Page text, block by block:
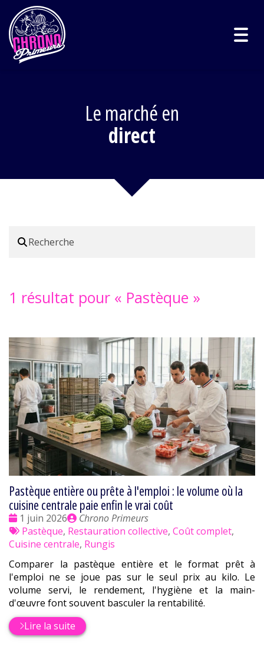
Le marché en
direct
1 résultat pour « Pastèque »
Pastèque entière ou prête à l'emploi : le volume où la
cuisine centrale paie enfin le vrai coût
Date
:
1 juin 2026
Publié
par
Chrono Primeurs
Tags
:
Pastèque, Restauration collective, Coût complet,
Cuisine centrale, Rungis
Comparer la pastèque entière et le format prêt à
l'emploi ne se joue pas sur le seul prix au kilo. Le
volume servi, le rendement, l'hygiène et la main-
d'œuvre font souvent basculer la rentabilité.
Lire la suite